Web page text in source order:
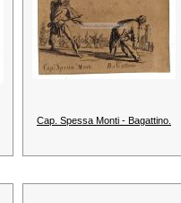
Cap. Spessa Monti - Bagattino.